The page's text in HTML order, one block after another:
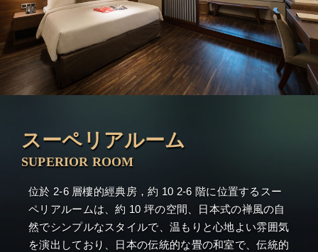
スーペリアルーム
SUPERIOR ROOM
位於 2-6 層樓的經典房，約 10 2-6 階に位置するスー
ペリアルームは、約 10 坪の空間、日本式の禅風の自
然でシンプルなスタイルで、温もりと心地よい雰囲気
を演出しており、日本の伝統的な畳の和室で、伝統的